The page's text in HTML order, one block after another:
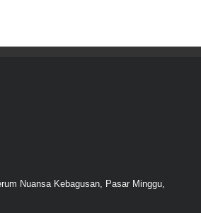
Nuansa Kebagusan, Pasar Minggu,